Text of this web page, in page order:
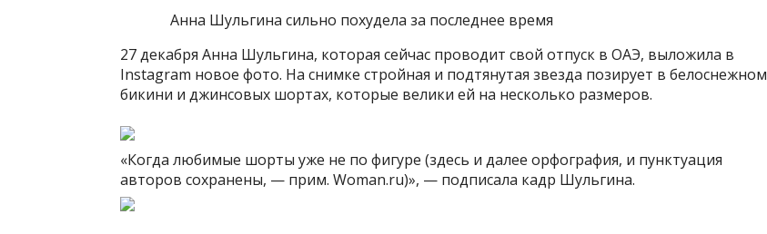
Анна Шульгина сильно похудела за последнее время
27 декабря Анна Шульгина, которая сейчас проводит свой отпуск в ОАЭ, выложила в
Instagram новое фото. На снимке стройная и подтянутая звезда позирует в белоснежном
бикини и джинсовых шортах, которые велики ей на несколько размеров.
«Когда любимые шорты уже не по фигуре (здесь и далее орфография, и пунктуация
авторов сохранены, — прим. Woman.ru)», — подписала кадр Шульгина.